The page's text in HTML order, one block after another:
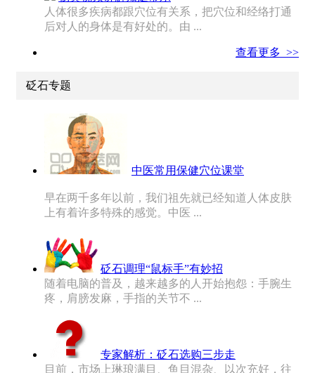
人体很多疾病都跟穴位有关系，把穴位和经络打通
后对人的身体是有好处的。由 ...
查看更多 >>
砭石专题
中医常用保健穴位课堂
早在两千多年以前，我们祖先就已经知道人体皮肤
上有着许多特殊的感觉。中医 ...
砭石调理“鼠标手”有妙招
随着电脑的普及，越来越多的人开始抱怨：手腕生
疼，肩膀发麻，手指的关节不 ...
专家解析：砭石选购三步走
目前，市场上琳琅满目、鱼目混杂、以次充好，往